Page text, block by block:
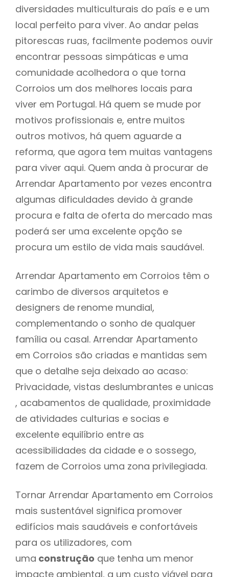
diversidades multiculturais do país e e um
local perfeito para viver. Ao andar pelas
pitorescas ruas, facilmente podemos ouvir
encontrar pessoas simpáticas e uma
comunidade acolhedora o que torna
Corroios um dos melhores locais para
viver em Portugal. Há quem se mude por
motivos profissionais e, entre muitos
outros motivos, há quem aguarde a
reforma, que agora tem muitas vantagens
para viver aqui. Quem anda à procurar de
Arrendar Apartamento por vezes encontra
algumas dificuldades devido à grande
procura e falta de oferta do mercado mas
poderá ser uma excelente opção se
procura um estilo de vida mais saudável.
Arrendar Apartamento em Corroios têm o
carimbo de diversos arquitetos e
designers de renome mundial,
complementando o sonho de qualquer
família ou casal. Arrendar Apartamento
em Corroios são criadas e mantidas sem
que o detalhe seja deixado ao acaso:
Privacidade, vistas deslumbrantes e unicas
, acabamentos de qualidade, proximidade
de atividades culturias e socias e
excelente equilíbrio entre as
acessibilidades da cidade e o sossego,
fazem de Corroios uma zona privilegiada.
Tornar Arrendar Apartamento em Corroios
mais sustentável significa promover
edifícios mais saudáveis e confortáveis
para os utilizadores, com
uma construção que tenha um menor
impacte ambiental, a um custo viável para